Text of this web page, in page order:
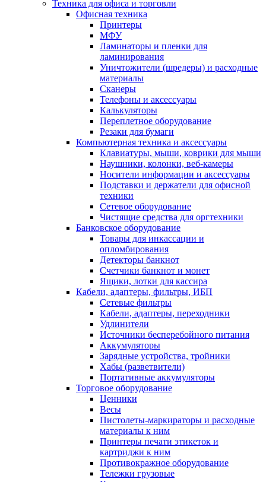
Техника для офиса и торговли
Офисная техника
Принтеры
МФУ
Ламинаторы и пленки для
ламинирования
Уничтожители (шредеры) и расходные
материалы
Сканеры
Телефоны и аксессуары
Калькуляторы
Переплетное оборудование
Резаки для бумаги
Компьютерная техника и аксессуары
Клавиатуры, мыши, коврики для мыши
Наушники, колонки, веб-камеры
Носители информации и аксессуары
Подставки и держатели для офисной
техники
Сетевое оборудование
Чистящие средства для оргтехники
Банковское оборудование
Товары для инкассации и
опломбирования
Детекторы банкнот
Счетчики банкнот и монет
Ящики, лотки для кассира
Кабели, адаптеры, фильтры, ИБП
Сетевые фильтры
Кабели, адаптеры, переходники
Удлинители
Источники бесперебойного питания
Аккумуляторы
Зарядные устройства, тройники
Хабы (разветвители)
Портативные аккумуляторы
Торговое оборудование
Ценники
Весы
Пистолеты-маркираторы и расходные
материалы к ним
Принтеры печати этикеток и
картриджи к ним
Противокражное оборудование
Тележки грузовые